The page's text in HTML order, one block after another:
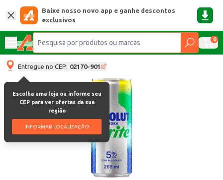
Baixe nosso novo app e ganhe descontos
exclusivos
0
Entregue no CEP: 02170-901
Escolha uma loja ou informe seu
CEP para ver ofertas da sua
região
INFORMAR LOCALIZAÇÃO